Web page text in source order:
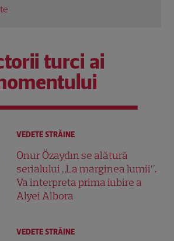
turci ai
VEDETE STRĂINE
Onur Özaydın se alătură
serialului „La marginea lumii”.
Va interpreta prima iubire a
Alyei Albora
VEDETE STRĂINE